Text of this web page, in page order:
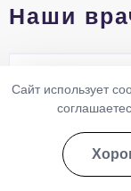
Наши
Сайт использует